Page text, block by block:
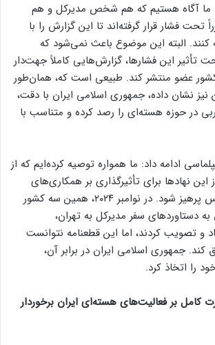
ما آگاه هستیم که هم شخص مدیرکل و هم
تحت فشار قرار گرفته‌اند تا این گزارش را با
البته این موضوع باعث نمی‌شود که
تأثیر این فشارها، گزارش‌هایی کاملاً جهت‌دار
عضو منتشر کند. طبیعی است که، همان‌طور
نشان داده، جمهوری اسلامی ایران با دقت،
در حوزه هسته‌ای را رصد کرده و متناسب با
ادامه داد: ما همواره توصیه کرده‌ایم که از
این نهادها برای تأثیرگذاری بر همکاری‌های
دوجانبه ایران و آژانس پرهیز شود. در نوامبر ۲۰۲۴، همین سه کشور
دستاوردهای سفر مدیرکل به تهران،
و تصویب کردند، اما این قطعنامه نتوانست
جمهوری اسلامی ایران در برابر آن،
را اتخاذ کرد.
کامل بر فعالیت‌های هسته‌ای ایران برخوردار